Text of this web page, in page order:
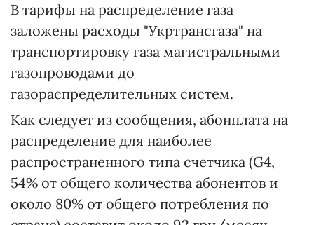
В тарифы на распределение газа
заложены расходы "Укртрансгаза" на
транспортировку газа магистральными
газопроводами до
газораспределительных систем.
Как следует из сообщения, абонплата на
распределение для наиболее
распространенного типа счетчика (G4,
54% от общего количества абонентов и
около 80% от общего потребления по